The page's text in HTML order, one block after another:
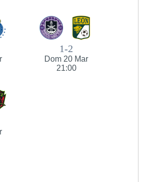
1-2
Dom 20 Mar
21:00